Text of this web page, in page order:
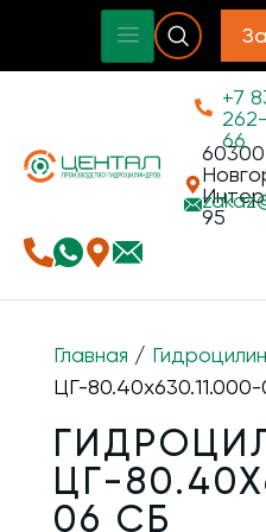
+7
66
95
Главная /
ЦГ-
ЦГ-
06 СБ